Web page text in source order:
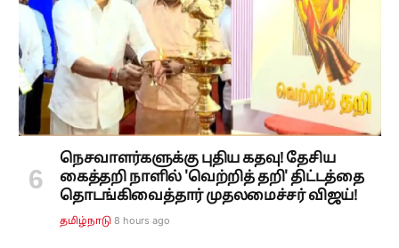
நெசவாளர்களுக்கு புதிய கதவு! தேசிய
கைத்தறி நாளில் 'வெற்றித் தறி' திட்டத்தை
தொடங்கிவைத்தார் முதலமைச்சர் விஜய்!
தமிழ்நாடு 8 hours ago